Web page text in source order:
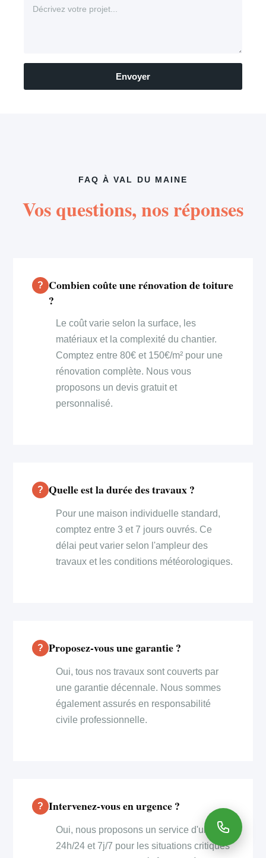
Envoyer
FAQ À VAL DU MAINE
Vos questions, nos réponses
Combien coûte une rénovation de toiture
?
Le coût varie selon la surface, les
matériaux et la complexité du chantier.
Comptez entre 80€ et 150€/m² pour une
rénovation complète. Nous vous
proposons un devis gratuit et
personnalisé.
Quelle est la durée des travaux ?
Pour une maison individuelle standard,
comptez entre 3 et 7 jours ouvrés. Ce
délai peut varier selon l'ampleur des
travaux et les conditions météorologiques.
Proposez-vous une garantie ?
Oui, tous nos travaux sont couverts par
une garantie décennale. Nous sommes
également assurés en responsabilité
civile professionnelle.
Intervenez-vous en urgence ?
Oui, nous proposons un service d'urgence
24h/24 et 7j/7 pour les situations critiques